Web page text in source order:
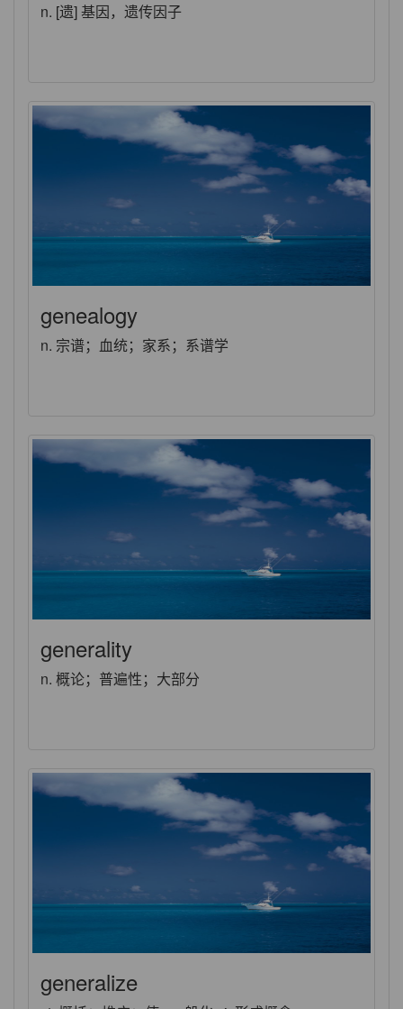
n. [遗] 基因，遗传因子
genealogy
n. 宗谱；血统；家系；系谱学
generality
n. 概论；普遍性；大部分
generalize